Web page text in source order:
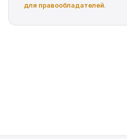
для правообладателей.